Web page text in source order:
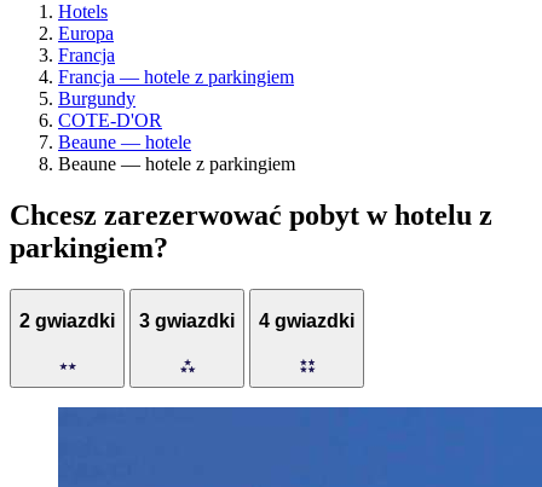
Hotels
Europa
Francja
Francja — hotele z parkingiem
Burgundy
COTE-D'OR
Beaune — hotele
Beaune — hotele z parkingiem
Chcesz zarezerwować pobyt w hotelu z
parkingiem?
2 gwiazdki 3 gwiazdki 4 gwiazdki